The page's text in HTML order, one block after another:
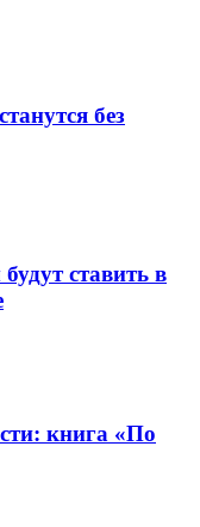
без
ставить в
книга «По